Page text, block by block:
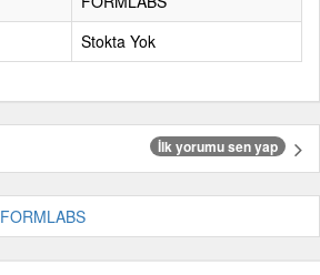
Stokta Yok
İlk yorumu sen yap
FORMLABS